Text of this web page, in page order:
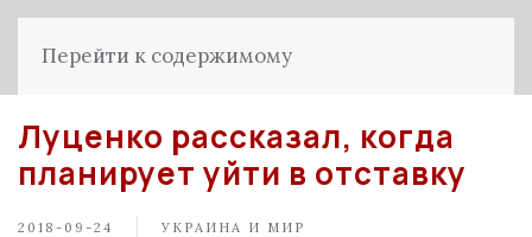
Перейти к содержимому
Луценко рассказал, когда
планирует уйти в отставку
2018-09-24 УКРАИНА И МИР